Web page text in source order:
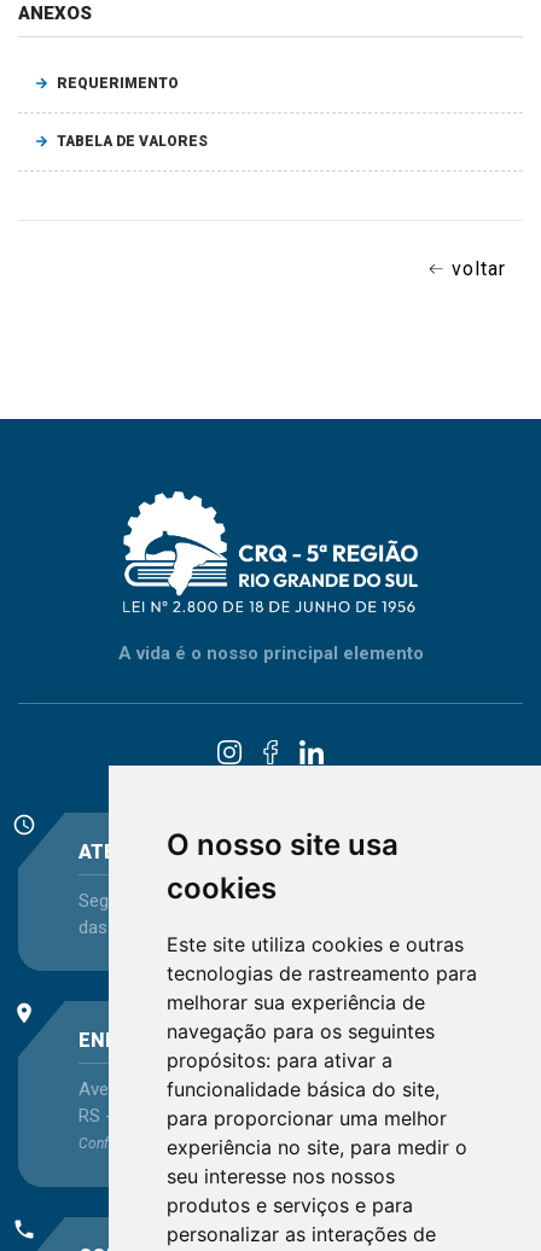
O nosso site usa
cookies
Este site utiliza cookies e outras
tecnologias de rastreamento para
melhorar sua experiência de
navegação para os seguintes
propósitos: para ativar a
funcionalidade básica do site,
para proporcionar uma melhor
experiência no site, para medir o
seu interesse nos nossos
produtos e serviços e para
personalizar as interações de
ANEXOS
REQUERIMENTO
TABELA DE VALORES
voltar
A vida é o nosso principal elemento
schedule
ATENDIMENTO
Segunda-feira a Sexta-feira - das 08:30 às 12:15 e
das 13:30 às 16:45
place
ENDEREÇO
Avenida Itaqui, 45, Bairro Petrópolis, Porto Alegre -
RS - CEP 90460-140
Confira as demaislocalizações no Estado
phone